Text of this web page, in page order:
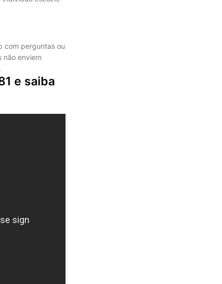
com perguntas ou
não enviem
e saiba